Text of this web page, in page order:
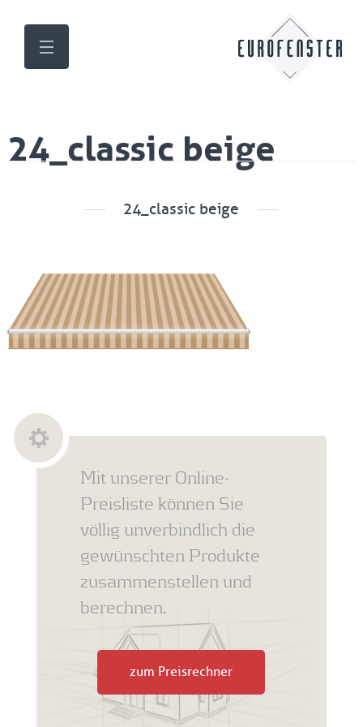
24_classic beige
24_classic beige
Mit unserer Online-
Preisliste können Sie
völlig unverbindlich die
gewünschten Produkte
zusammenstellen und
berechnen.
zum Preisrechner